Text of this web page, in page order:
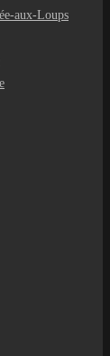
aux-Loups